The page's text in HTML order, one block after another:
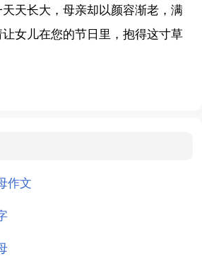
天长大，母亲却以颜容渐老，满
女儿在您的节日里，抱得这寸草
作文